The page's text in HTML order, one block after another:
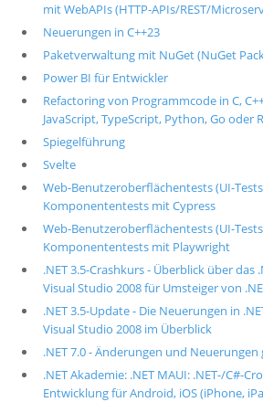
mit WebAPIs (HTTP-APIs/REST/
Neuerungen in C++23
Paketverwaltung mit NuGet (NuGet
Power BI für Entwickler
Refactoring von Programmcode in C,
JavaScript, TypeScript, Python, Go oder
Spiegelführung
Svelte
Web-Benutzeroberflächentests (UI-
Komponententests mit Cypress
Web-Benutzeroberflächentests (UI-
Komponententests mit Playwright
.NET 3.5-Crashkurs - Überblick über das
Visual Studio 2008 für Umsteiger von
.NET 3.5-Update - Die Neuerungen in
Visual Studio 2008 im Überblick
.NET 7.0 - Änderungen und Neuerungen
.NET Akademie: .NET MAUI: .NET-/C#-
Entwicklung für Android, iOS (iPhone,